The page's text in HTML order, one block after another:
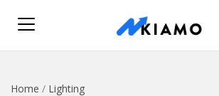
Home / Lighting